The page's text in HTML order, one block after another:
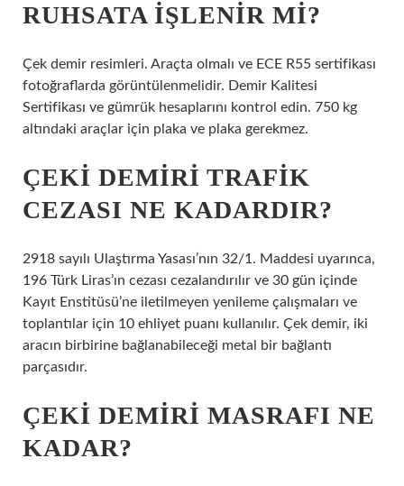
RUHSATA IŞLENIR MI?
Çek demir resimleri. Araçta olmalı ve ECE R55 sertifikası
fotoğraflarda görüntülenmelidir. Demir Kalitesi
Sertifikası ve gümrük hesaplarını kontrol edin. 750 kg
altındaki araçlar için plaka ve plaka gerekmez.
ÇEKI DEMIRI TRAFIK
CEZASI NE KADARDIR?
2918 sayılı Ulaştırma Yasası’nın 32/1. Maddesi uyarınca,
196 Türk Liras’ın cezası cezalandırılır ve 30 gün içinde
Kayıt Enstitüsü’ne iletilmeyen yenileme çalışmaları ve
toplantılar için 10 ehliyet puanı kullanılır. Çek demir, iki
aracın birbirine bağlanabileceği metal bir bağlantı
parçasıdır.
ÇEKI DEMIRI MASRAFI NE
KADAR?